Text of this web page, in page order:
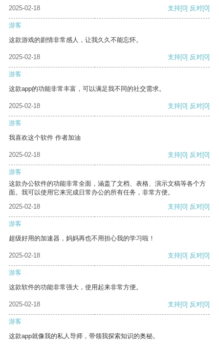
2025-02-18
支持[0] 反对[0]
游客
这款游戏的剧情非常感人，让我久久不能忘怀。
2025-02-18 支持[0] 反对[0]
游客
这款app的功能非常丰富，可以满足我不同的社交需求。
2025-02-18 支持[0] 反对[0]
游客
我喜欢这个软件 作者加油
2025-02-18 支持[0] 反对[0]
游客
这款办公软件的功能非常全面，涵盖了文档、表格、演示文稿等各个方
面。我可以使用它来完成日常办公的所有任务，非常方便。
2025-02-18
支持[0] 反对[0]
游客
超级好用的加速器，妈妈再也不用担心我的学习啦！
2025-02-18 支持[0] 反对[0]
游客
这款软件的功能非常强大，使用起来非常方便。
2025-02-18 支持[0] 反对[0]
游客
这款app就像我的私人导师，带领我探索知识的奥秘。